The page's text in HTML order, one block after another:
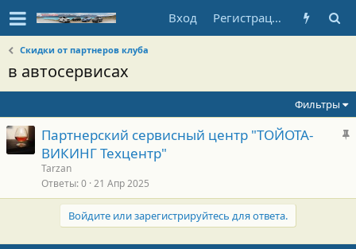
Вход Регистрация
Скидки от партнеров клуба
в автосервисах
Фильтры
З
е
Партнерский сервисный центр "ТОЙОТА-
ВИКИНГ Техцентр"
Tarzan
Ответы 0 21 Апр 2025
Войдите или зарегистрируйтесь для ответа.